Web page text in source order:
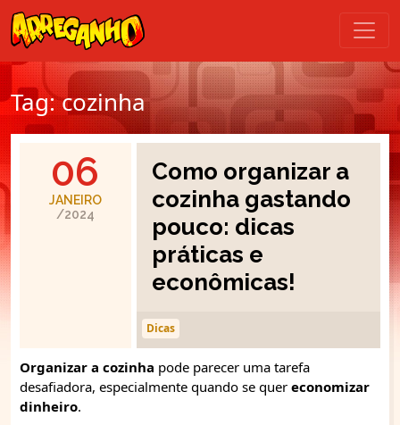
Tag:cozinha
06
JANEIRO
/2024
Como organizar a
cozinha gastando
pouco: dicas
práticas e
econômicas!
Dicas
Organizar a cozinha pode parecer uma tarefa
desafiadora, especialmente quando se quer economizar
dinheiro.